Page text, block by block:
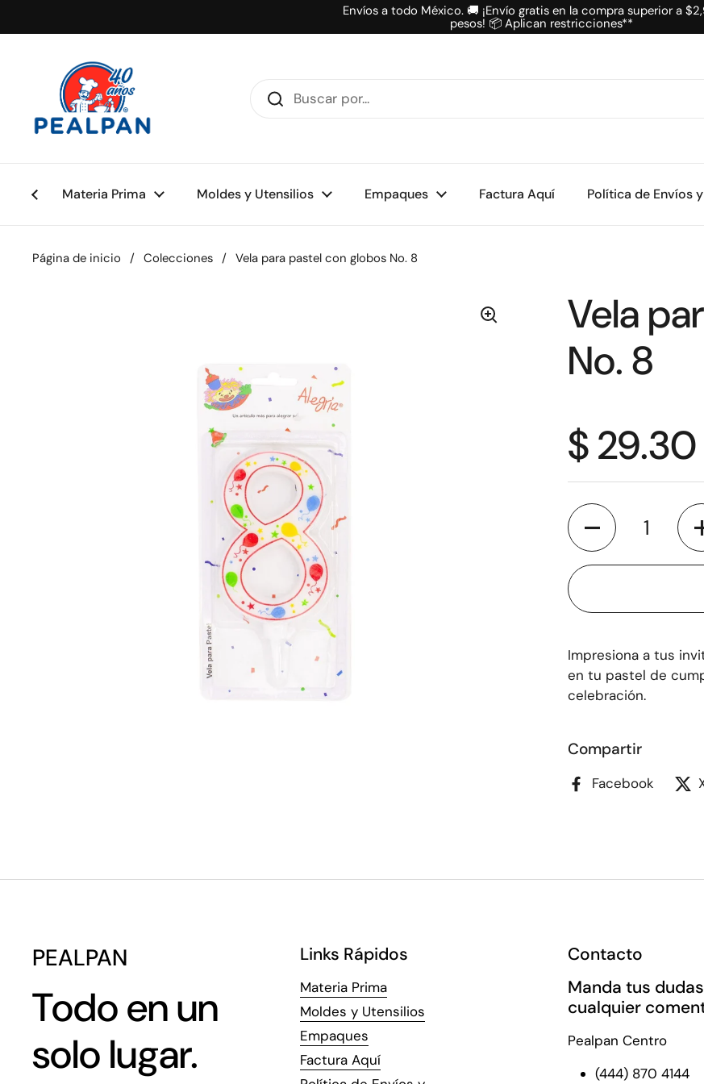
Envíos a todo México. 🚚 ¡Envío gratis en la compra superior a
pesos! 📦 Aplican restricciones**
Materia Prima Moldes y Utensilios Empaques Factura Aquí Política de Envíos
Página de inicio / Colecciones / Vela para pastel con globos No. 8
Vela
No. 8
$ 29.30
Cantidad
Impresiona a tus
en tu pastel de
celebración.
Compartir
Facebook
PEALPAN
Todo en un
solo lugar.
Links Rápidos
Materia Prima
Moldes y Utensilios
Empaques
Factura Aquí
Contacto
Manda tus
cualquier
Pealpan Centro
(444) 870 4144